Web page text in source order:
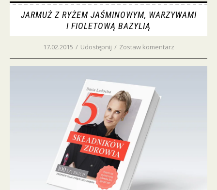
JARMUŻ Z RYŻEM JAŚMINOWYM, WARZYWAMI
I FIOLETOWĄ BAZYLIĄ
17.02.2015 / Udostępnij / Zostaw komentarz